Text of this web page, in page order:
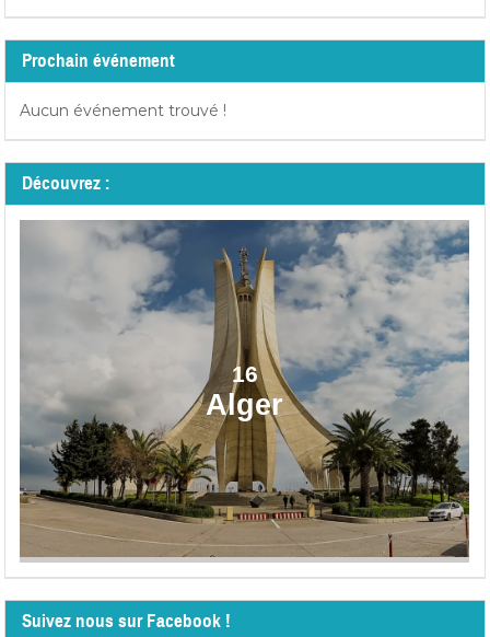
Prochain événement
Aucun événement trouvé !
Découvrez :
16
Alger
Suivez nous sur Facebook !